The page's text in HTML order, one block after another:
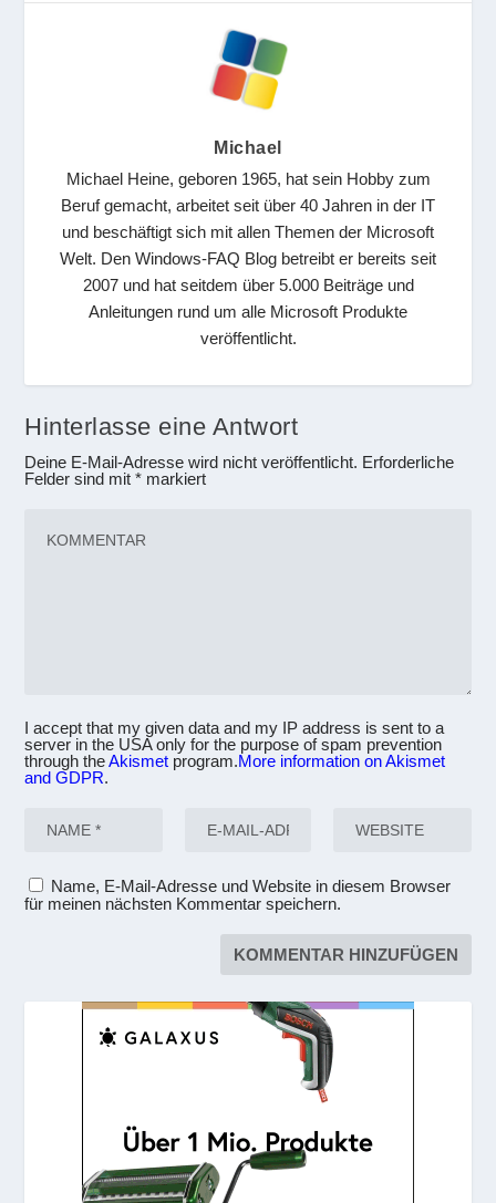
Michael
Michael Heine, geboren 1965, hat sein Hobby zum
Beruf gemacht, arbeitet seit über 40 Jahren in der IT
und beschäftigt sich mit allen Themen der Microsoft
Welt. Den Windows-FAQ Blog betreibt er bereits seit
2007 und hat seitdem über 5.000 Beiträge und
Anleitungen rund um alle Microsoft Produkte
veröffentlicht.
Hinterlasse eine Antwort
Deine E-Mail-Adresse wird nicht veröffentlicht. Erforderliche
Felder sind mit* markiert
I accept that my given data and my IP address is sent to a
server in the USA only for the purpose of spam prevention
through theAkismet program.More information on Akismet
and GDPR.
Name, E-Mail-Adresse und Website in diesem Browser
für meinen nächsten Kommentar speichern.